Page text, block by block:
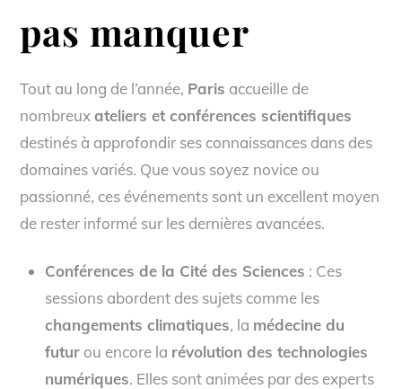
pas manquer
Tout au long de l’année, Paris accueille de
nombreuxateliers et conférences scientifiques
destinés à approfondir ses connaissances dans des
domaines variés. Que vous soyez novice ou
passionné, ces événements sont un excellent moyen
de rester informé sur les dernières avancées.
Conférences de la Cité des Sciences : Ces
sessions abordent des sujets comme les
changements climatiques, la médecine du
futurou encore la révolution des technologies
numériques. Elles sont animées par des experts